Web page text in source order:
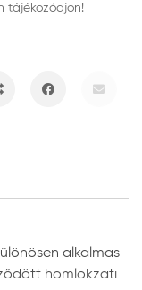
tájékozódjon!
alkalmas
homlokzati